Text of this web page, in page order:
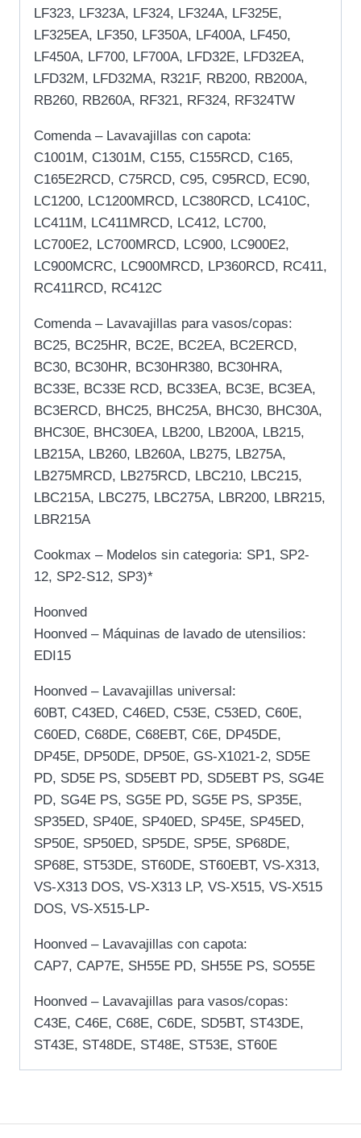
LF323, LF323A, LF324, LF324A, LF325E,
LF325EA, LF350, LF350A, LF400A, LF450,
LF450A, LF700, LF700A, LFD32E, LFD32EA,
LFD32M, LFD32MA, R321F, RB200, RB200A,
RB260, RB260A, RF321, RF324, RF324TW
Comenda – Lavavajillas con capota:
C1001M, C1301M, C155, C155RCD, C165,
C165E2RCD, C75RCD, C95, C95RCD, EC90,
LC1200, LC1200MRCD, LC380RCD, LC410C,
LC411M, LC411MRCD, LC412, LC700,
LC700E2, LC700MRCD, LC900, LC900E2,
LC900MCRC, LC900MRCD, LP360RCD, RC411,
RC411RCD, RC412C
Comenda – Lavavajillas para vasos/copas:
BC25, BC25HR, BC2E, BC2EA, BC2ERCD,
BC30, BC30HR, BC30HR380, BC30HRA,
BC33E, BC33E RCD, BC33EA, BC3E, BC3EA,
BC3ERCD, BHC25, BHC25A, BHC30, BHC30A,
BHC30E, BHC30EA, LB200, LB200A, LB215,
LB215A, LB260, LB260A, LB275, LB275A,
LB275MRCD, LB275RCD, LBC210, LBC215,
LBC215A, LBC275, LBC275A, LBR200, LBR215,
LBR215A
Cookmax – Modelos sin categoria: SP1, SP2-
12, SP2-S12, SP3)*
Hoonved
Hoonved – Máquinas de lavado de utensilios:
EDI15
Hoonved – Lavavajillas universal:
60BT, C43ED, C46ED, C53E, C53ED, C60E,
C60ED, C68DE, C68EBT, C6E, DP45DE,
DP45E, DP50DE, DP50E, GS-X1021-2, SD5E
PD, SD5E PS, SD5EBT PD, SD5EBT PS, SG4E
PD, SG4E PS, SG5E PD, SG5E PS, SP35E,
SP35ED, SP40E, SP40ED, SP45E, SP45ED,
SP50E, SP50ED, SP5DE, SP5E, SP68DE,
SP68E, ST53DE, ST60DE, ST60EBT, VS-X313,
VS-X313 DOS, VS-X313 LP, VS-X515, VS-X515
DOS, VS-X515-LP-
Hoonved – Lavavajillas con capota:
CAP7, CAP7E, SH55E PD, SH55E PS, SO55E
Hoonved – Lavavajillas para vasos/copas:
C43E, C46E, C68E, C6DE, SD5BT, ST43DE,
ST43E, ST48DE, ST48E, ST53E, ST60E